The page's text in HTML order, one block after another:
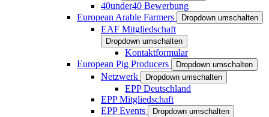
40under40 Bewerbung
European Arable Farmers
Dropdown umschalten
EAF Mitgliedschaft
Dropdown umschalten
Kontaktformular
European Pig Producers
Dropdown umschalten
Netzwerk Dropdown umschalten
EPP Deutschland
EPP Mitgliedschaft
EPP Events
Dropdown umschalten